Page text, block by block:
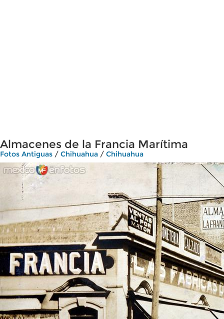
Almacenes de la Francia Marítima
Fotos Antiguas / Chihuahua / Chihuahua